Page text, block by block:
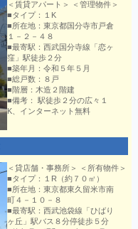
＜賃貸アパート＞ ＜管理物件＞
■タイプ：１K
■所在地：東京都国分寺市戸倉
１－２－４８
■最寄駅：西武国分寺線「恋ヶ
窪」駅徒歩２分
■築年月：令和５年５月
■総戸数：８戸
■階層：木造２階建
■備考： 駅徒歩２分の広々１
K、インターネット無料
＜貸店舗・事務所＞ ＜所有物件＞
■タイプ：１R（約７０㎡）
■所在地：東京都東久留米市南
町４－１０－８
■最寄駅：西武池袋線「ひばり
ヶ丘」駅バス８分停徒歩５分